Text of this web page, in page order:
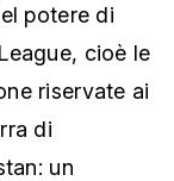
potere di
cioè le
riservate ai
di
un